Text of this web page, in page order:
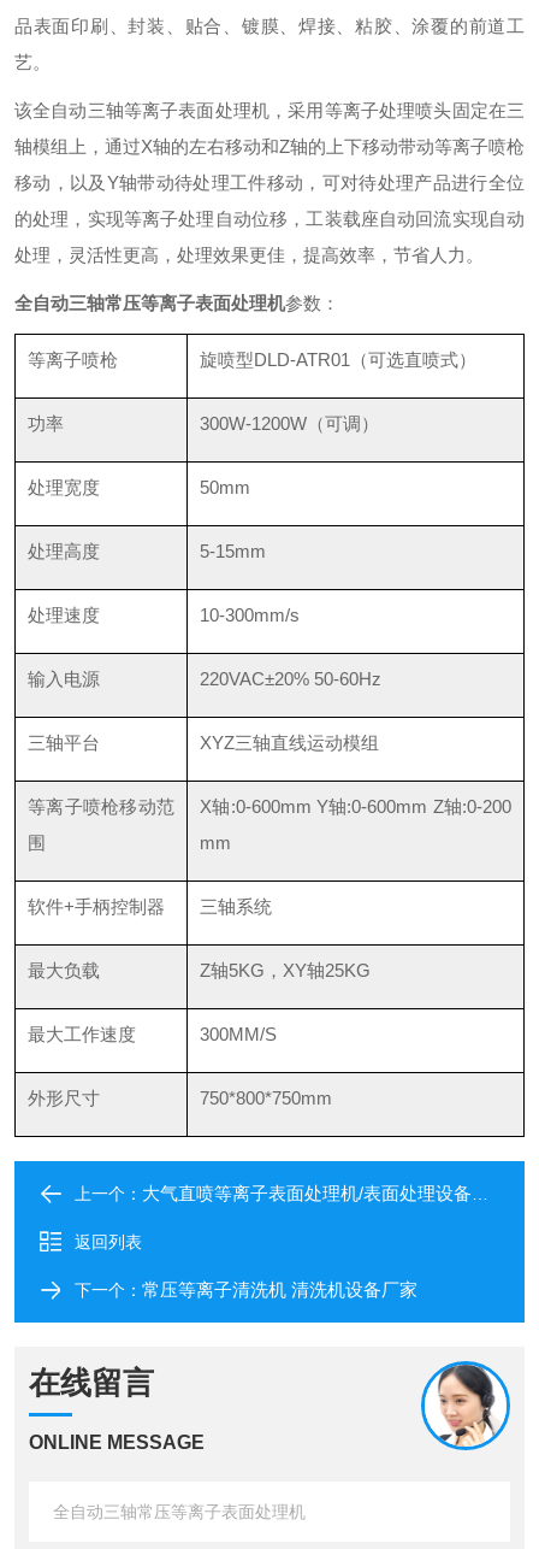
品表面印刷、封装、贴合、镀膜、焊接、粘胶、涂覆的前道工
艺。
该全自动三轴等离子表面处理机，采用等离子处理喷头固定在三
轴模组上，通过X轴的左右移动和Z轴的上下移动带动等离子喷枪
移动，以及Y轴带动待处理工件移动，可对待处理产品进行全位
的处理，实现等离子处理自动位移，工装载座自动回流实现自动
处理，灵活性更高，处理效果更佳，提高效率，节省人力。
全自动三轴常压等离子表面处理机参数：
等离子喷枪 旋喷型DLD-ATR01（可选直喷式）
功率 300W-1200W（可调）
处理宽度 50mm
处理高度 5-15mm
处理速度 10-300mm/s
输入电源 220VAC±20% 50-60Hz
三轴平台 XYZ三轴直线运动模组
等离子喷枪移动范
围
X轴:0-600mm Y轴:0-600mm Z轴:0-200
mm
软件+手柄控制器 三轴系统
最大负载 Z轴5KG，XY轴25KG
最大工作速度 300MM/S
外形尺寸 750*800*750mm
上一个： 大气直喷等离子表面处理机/表面处理设备DLD-ATD010
返回列表
下一个： 常压等离子清洗机 清洗机设备厂家
在线留言
ONLINE MESSAGE